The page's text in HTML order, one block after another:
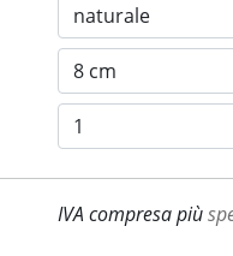
IVA compresa più